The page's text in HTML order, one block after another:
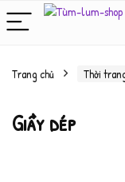
Trang chủ Thời
Giầy dép